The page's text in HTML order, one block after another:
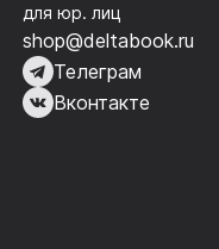
для юр. лиц
shop@deltabook.ru
Телеграм
Вконтакте